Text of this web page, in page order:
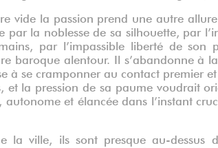
vide la passion prend une autre
par la noblesse de sa silhouette, par
mains, par l’impassible liberté de
baroque alentour. Il s’abandonne à
à se cramponner au contact premier
et la pression de sa paume voudrait
autonome et élancée dans l’instant
la ville, ils sont presque au-dessus